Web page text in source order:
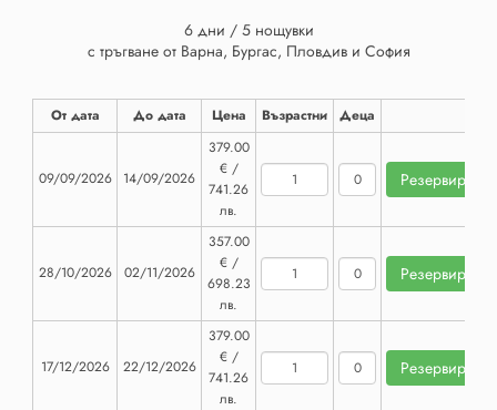
6 дни / 5 нощувки
с тръгване от Варна, Бургас, Пловдив и София
От дата До дата Цена Възрастни Деца
09/09/2026 14/09/2026
379.00
€ /
741.26
лв.
28/10/2026 02/11/2026
357.00
€ /
698.23
лв.
17/12/2026 22/12/2026
379.00
€ /
741.26
лв.